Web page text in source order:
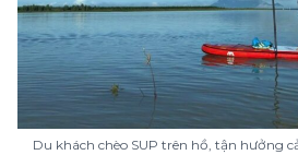
Du khách chèo SUP trên hồ, tận hưởng